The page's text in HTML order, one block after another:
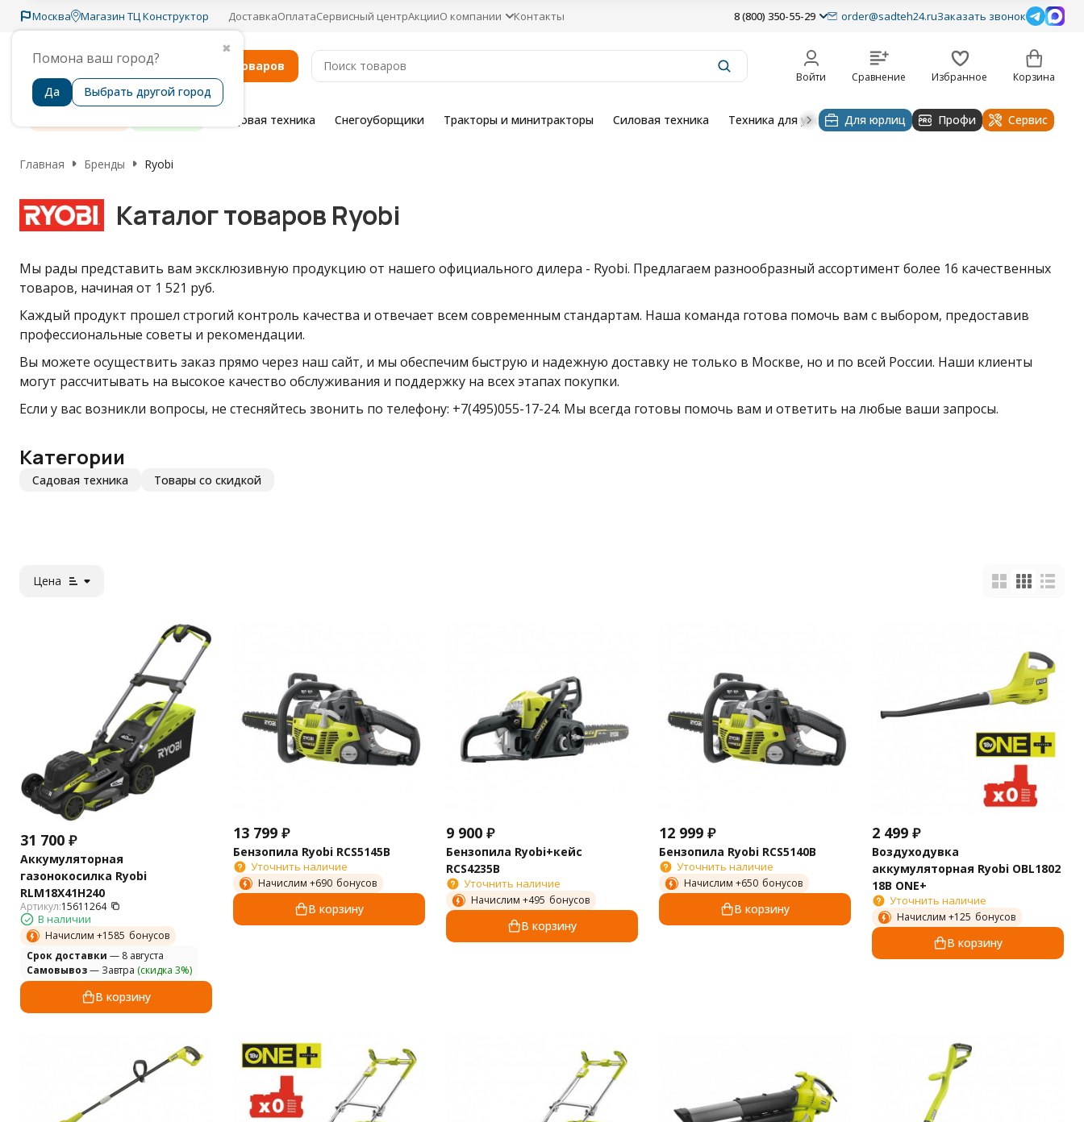
Москва
✖
Помона ваш город?
Да Выбрать другой город
Магазин ТЦ Конструктор ДоставкаОплатаСервисный центрАкцииО компании Контакты 8 (800) 350-55-29 order@sadteh24.ruЗаказать звонок
Каталог товаров
Войти Сравнение Избранное Корзина
Садовая техника Снегоуборщики Тракторы и минитракторы Силовая техника Техника для уборки Строительная техника
Для юрлиц Профи Сервис
Главная Бренды Ryobi
Каталог товаров Ryobi
Мы рады представить вам эксклюзивную продукцию от нашего официального дилера - Ryobi. Предлагаем разнообразный ассортимент более 16 качественных
товаров, начиная от 1 521 руб.
Каждый продукт прошел строгий контроль качества и отвечает всем современным стандартам. Наша команда готова помочь вам с выбором, предоставив
профессиональные советы и рекомендации.
Вы можете осуществить заказ прямо через наш сайт, и мы обеспечим быструю и надежную доставку не только в Москве, но и по всей России. Наши клиенты
могут рассчитывать на высокое качество обслуживания и поддержку на всех этапах покупки.
Если у вас возникли вопросы, не стесняйтесь звонить по телефону: +7(495)055-17-24. Мы всегда готовы помочь вам и ответить на любые ваши запросы.
Категории
Садовая техника Товары со скидкой
Цена
31 700 ₽
Аккумуляторная
газонокосилка Ryobi
RLM18X41H240
Артикул:15611264
В наличии
Начислим +1585 бонусов
Cрок доставки — 8 августа
Самовывоз— Завтра (скидка 3%)
В корзину
13 799 ₽
Бензопила Ryobi RCS5145B
Уточнить наличие
Начислим +690 бонусов
В корзину
9 900 ₽
Бензопила Ryobi+кейс
RCS4235B
Уточнить наличие
Начислим +495 бонусов
В корзину
12 999 ₽
Бензопила Ryobi RCS5140B
Уточнить наличие
Начислим +650 бонусов
В корзину
2 499 ₽
Воздуходувка
аккумуляторная Ryobi OBL1802
18B ONE+
Уточнить наличие
Начислим +125 бонусов
В корзину